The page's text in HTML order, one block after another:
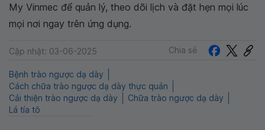
My Vinmec để quản lý, theo dõi lịch và đặt hẹn mọi lúc
mọi nơi ngay trên ứng dụng.
Cập nhật: 03-06-2025 Chia sẻ
Bệnh trào ngược dạ dày
Cách chữa trào ngược dạ dày thực quản
Cải thiện trào ngược dạ dày
Chữa trào ngược dạ dày
Lá tía tô